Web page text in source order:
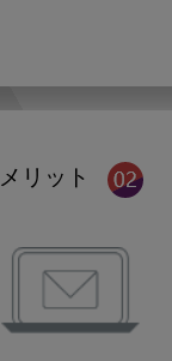
メリット